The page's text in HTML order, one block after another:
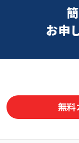
お申
無料